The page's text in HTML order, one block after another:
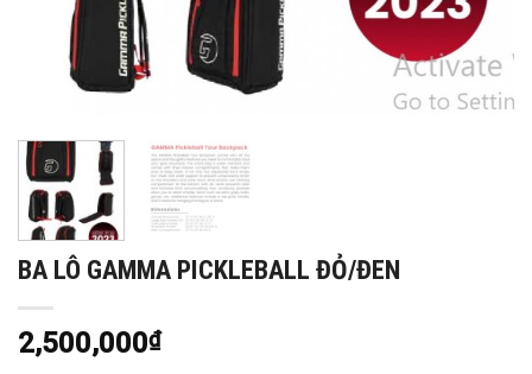
BA LÔ GAMMA PICKLEBALL ĐỎ/ĐEN
2,500,000₫